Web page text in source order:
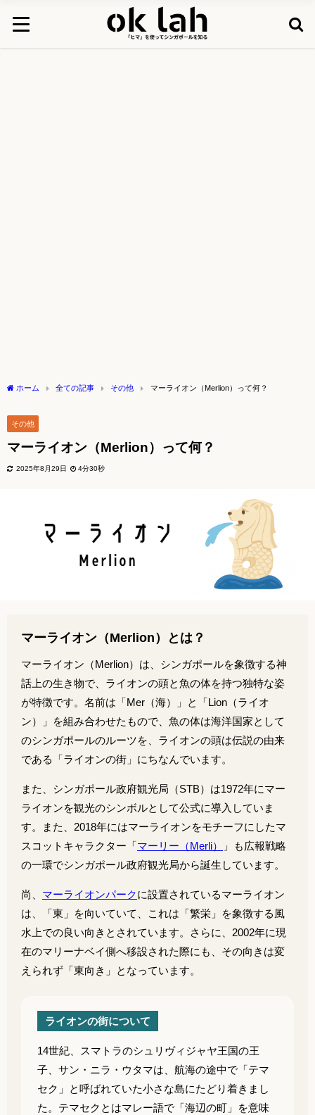
ホーム 全ての記事 その他 マーライオン（Merlion）って何？
その他
マーライオン（Merlion）って何？
2025年8月29日 4分30秒
マーライオン（Merlion）とは？
マーライオン（Merlion）は、シンガポールを象徴する神
話上の生き物で、ライオンの頭と魚の体を持つ独特な姿
が特徴です。名前は「Mer（海）」と「Lion（ライオ
ン）」を組み合わせたもので、魚の体は海洋国家として
のシンガポールのルーツを、ライオンの頭は伝説の由来
である「ライオンの街」にちなんでいます。
また、シンガポール政府観光局（STB）は1972年にマー
ライオンを観光のシンボルとして公式に導入していま
す。また、2018年にはマーライオンをモチーフにしたマ
スコットキャラクター「マーリー（Merli）
」も広報戦略
の一環でシンガポール政府観光局から誕生しています。
尚、 マーライオンパークに設置されているマーライオン
は、「東」を向いていて、これは「繁栄」を象徴する風
水上での良い向きとされています。さらに、2002年に現
在のマリーナベイ側へ移設された際にも、その向きは変
えられず「東向き」となっています。
ライオンの街について
14世紀、スマトラのシュリヴィジャヤ王国の王
子、サン・ニラ・ウタマは、航海の途中で「テマ
セク」と呼ばれていた小さな島にたどり着きまし
た。テマセクとはマレー語で「海辺の町」を意味